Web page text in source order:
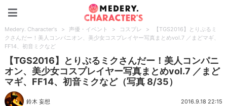
Medery. Character's > 声優・イベント > コスプレ >
【TGS2016】とりぷるミ
クさんだー！美人コンパニオン、美少女コスプレイヤー写真まとめvol.7 ／まどマギ、
FF14、初音ミクなど
【TGS2016】とりぷるミクさんだー！美人コンパニ
オン、美少女コスプレイヤー写真まとめvol.7 ／まど
マギ、FF14、初音ミクなど（写真 8/35）
鈴木 妄想 2016.9.18 22:15